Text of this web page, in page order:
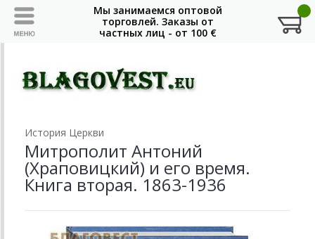
История Церкви
Митрополит Антоний
(Храповицкий) и его время.
Книга вторая. 1863-1936